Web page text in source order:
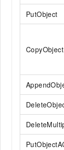
PutObject
CopyObject